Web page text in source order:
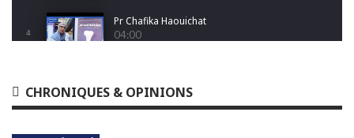
4
Pr Chafika Haouichat
04:00
5 04:26
CHRONIQUES & OPINIONS